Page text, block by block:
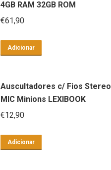
4GB RAM 32GB ROM
€61,90
Adicionar
Auscultadores c/ Fios Stereo
MIC Minions LEXIBOOK
€12,90
Adicionar